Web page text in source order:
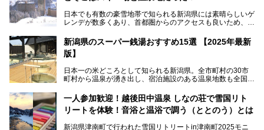
日本でも有数の豪雪地帯で知られる新潟県には素晴らしいゲ
レンデが数多くあり、首都圏からのアクセスも良いため、関
た全域にわたって月岡、赤倉、松之山、燕、妙高、岩室など
など、古くは文豪にも愛された歴史ある老舗温泉地が多いこ
とで知られています。
めに訪れたい、新潟県内にあるスキー場そばの温泉地をまと
めました。
新潟県のスーパー銭湯おすすめ15選 【2025年最新
版】
日本一の米どころとして知られる新潟県。全市町村の30市
町村から温泉が湧き出し、宿泊施設のある温泉地数も全国有
温泉が利用ができる宿泊施設も多く、スーパー銭湯も多彩な
サービスを提供する施設がいろいろ。
観光やレジャーに温泉を組み合わせれば、旅はさらに充実し
します。
一人参加歓迎！越後田中温泉 しなの荘で雪国リト
リートを体験！音浴と温浴で調う（ととのう）とは
新潟県津南町で行われた雪国リトリートin津南町2025モニ